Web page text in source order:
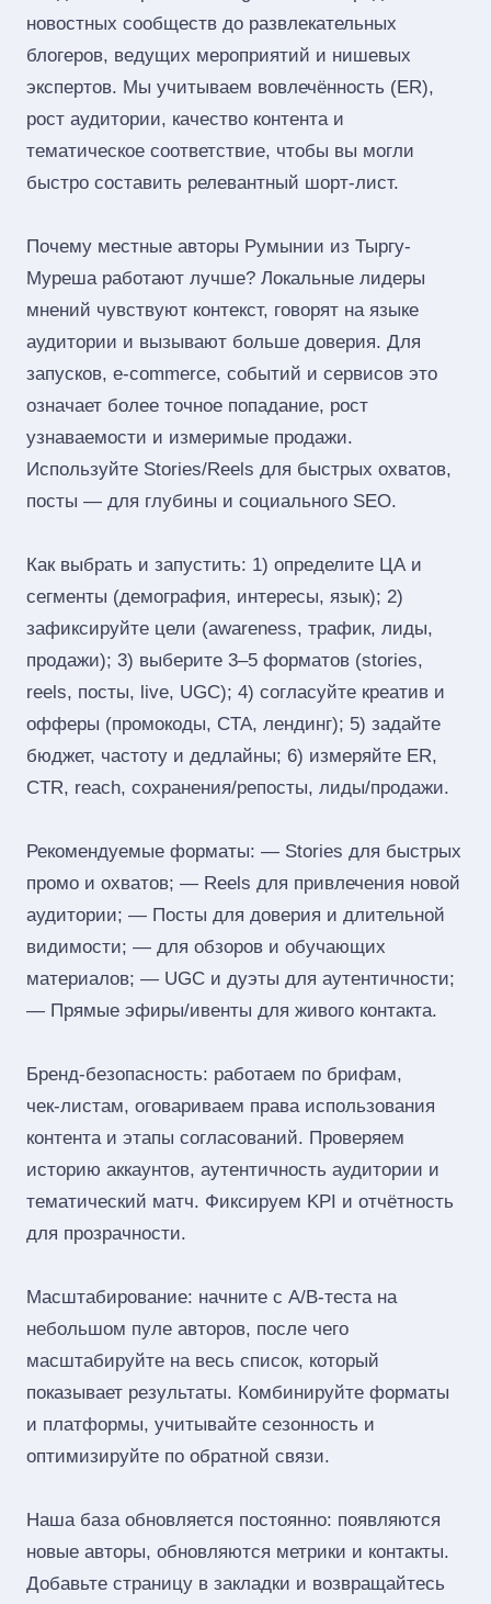
новостных сообществ до развлекательных
блогеров, ведущих мероприятий и нишевых
экспертов. Мы учитываем вовлечённость (ER),
рост аудитории, качество контента и
тематическое соответствие, чтобы вы могли
быстро составить релевантный шорт‑лист.
Почему местные авторы Румынии из Тыргу-
Муреша работают лучше? Локальные лидеры
мнений чувствуют контекст, говорят на языке
аудитории и вызывают больше доверия. Для
запусков, e‑commerce, событий и сервисов это
означает более точное попадание, рост
узнаваемости и измеримые продажи.
Используйте Stories/Reels для быстрых охватов,
посты — для глубины и социального SEO.
Как выбрать и запустить: 1) определите ЦА и
сегменты (демография, интересы, язык); 2)
зафиксируйте цели (awareness, трафик, лиды,
продажи); 3) выберите 3–5 форматов (stories,
reels, посты, live, UGC); 4) согласуйте креатив и
офферы (промокоды, CTA, лендинг); 5) задайте
бюджет, частоту и дедлайны; 6) измеряйте ER,
CTR, reach, сохранения/репосты, лиды/продажи.
Рекомендуемые форматы: — Stories для быстрых
промо и охватов; — Reels для привлечения новой
аудитории; — Посты для доверия и длительной
видимости; — для обзоров и обучающих
материалов; — UGC и дуэты для аутентичности;
— Прямые эфиры/ивенты для живого контакта.
Бренд‑безопасность: работаем по брифам,
чек‑листам, оговариваем права использования
контента и этапы согласований. Проверяем
историю аккаунтов, аутентичность аудитории и
тематический матч. Фиксируем KPI и отчётность
для прозрачности.
Масштабирование: начните с A/B‑теста на
небольшом пуле авторов, после чего
масштабируйте на весь список, который
показывает результаты. Комбинируйте форматы
и платформы, учитывайте сезонность и
оптимизируйте по обратной связи.
Наша база обновляется постоянно: появляются
новые авторы, обновляются метрики и контакты.
Добавьте страницу в закладки и возвращайтесь